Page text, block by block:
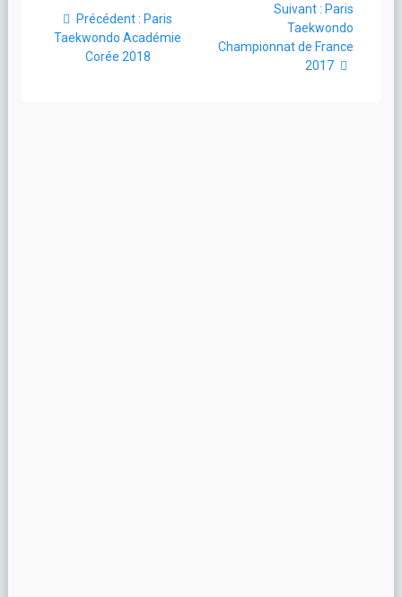
de
l’article
Précédent : Article
précédent
:
Paris
Taekwondo Académie
Corée 2018
Suivant : Article
suivant
:
Paris
Taekwondo
Championnat de France
2017